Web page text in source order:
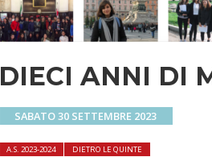
DIECI ANNI DI
SABATO 30 SETTEMBRE 2023
A.S. 2023-2024 DIETRO LE QUINTE